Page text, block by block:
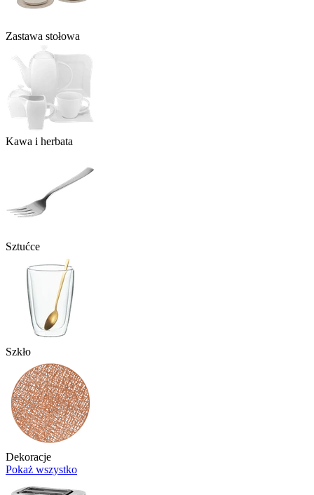
Zastawa stołowa
Kawa i herbata
Sztućce
Szkło
Dekoracje
Pokaż wszystko